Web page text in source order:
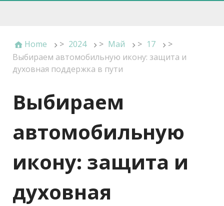
Home > 2024 > Май > 17
>
Выбираем автомобильную икону: защита и
духовная поддержка в пути
Выбираем
автомобильную
икону: защита и
духовная